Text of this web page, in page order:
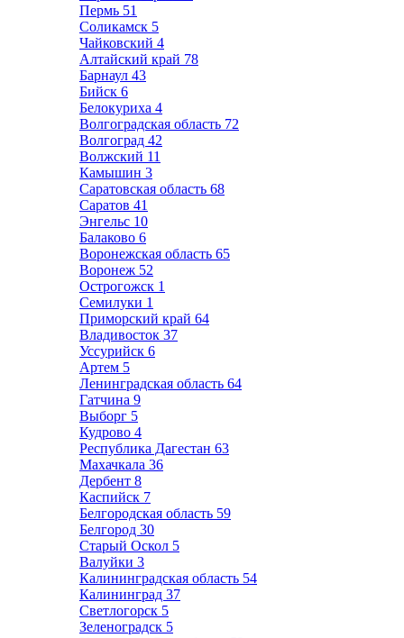
Пермь 51
Соликамск 5
Чайковский 4
Алтайский край 78
Барнаул 43
Бийск 6
Белокуриха 4
Волгоградская область 72
Волгоград 42
Волжский 11
Камышин 3
Саратовская область 68
Саратов 41
Энгельс 10
Балаково 6
Воронежская область 65
Воронеж 52
Острогожск 1
Семилуки 1
Приморский край 64
Владивосток 37
Уссурийск 6
Артем 5
Ленинградская область 64
Гатчина 9
Выборг 5
Кудрово 4
Республика Дагестан 63
Махачкала 36
Дербент 8
Каспийск 7
Белгородская область 59
Белгород 30
Старый Оскол 5
Валуйки 3
Калининградская область 54
Калининград 37
Светлогорск 5
Зеленоградск 5